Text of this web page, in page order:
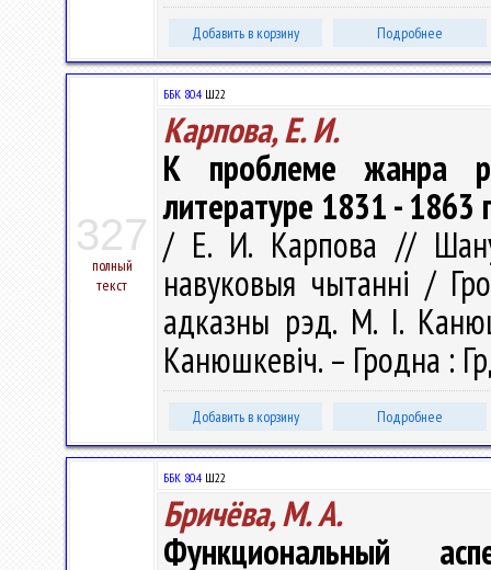
Добавить в корзину Подробнее
327
полный
текст
ББК 80.4 Ш22
Карпова, Е. И.
К проблеме жанра
литературе 1831 - 1863
/ Е. И. Карпова //
навуковыя чытаннi /
адказны рэд. М. І.
Канюшкевіч. – Гродна :
Добавить в корзину Подробнее
ББК 80.4 Ш22
Бричёва, М. А.
Функциональный